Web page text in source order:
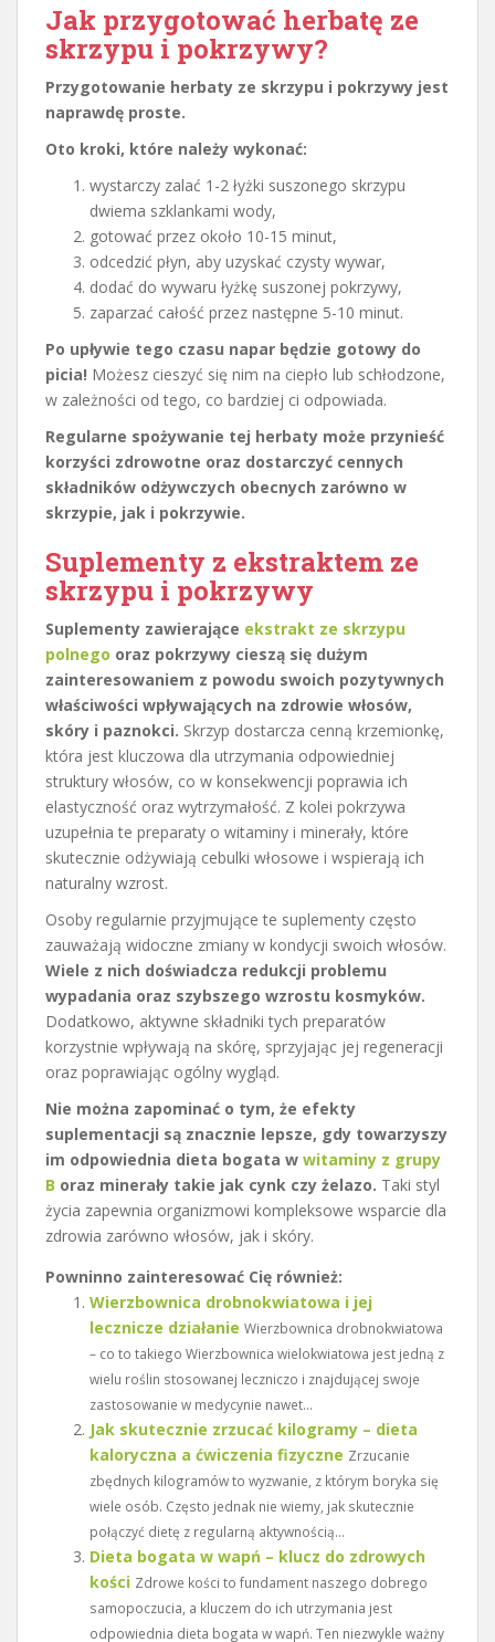
Jak przygotować herbatę ze
skrzypu i pokrzywy?
Przygotowanie herbaty ze skrzypu i pokrzywy jest
naprawdę proste.
Oto kroki, które należy wykonać:
wystarczy zalać 1-2 łyżki suszonego skrzypu
dwiema szklankami wody,
gotować przez około 10-15 minut,
odcedzić płyn, aby uzyskać czysty wywar,
dodać do wywaru łyżkę suszonej pokrzywy,
zaparzać całość przez następne 5-10 minut.
Po upływie tego czasu napar będzie gotowy do
picia! Możesz cieszyć się nim na ciepło lub schłodzone,
w zależności od tego, co bardziej ci odpowiada.
Regularne spożywanie tej herbaty może przynieść
korzyści zdrowotne oraz dostarczyć cennych
składników odżywczych obecnych zarówno w
skrzypie, jak i pokrzywie.
Suplementy z ekstraktem ze
skrzypu i pokrzywy
Suplementy zawierające ekstrakt ze skrzypu
polnego oraz pokrzywy cieszą się dużym
zainteresowaniem z powodu swoich pozytywnych
właściwości wpływających na zdrowie włosów,
skóry i paznokci. Skrzyp dostarcza cenną krzemionkę,
która jest kluczowa dla utrzymania odpowiedniej
struktury włosów, co w konsekwencji poprawia ich
elastyczność oraz wytrzymałość. Z kolei pokrzywa
uzupełnia te preparaty o witaminy i minerały, które
skutecznie odżywiają cebulki włosowe i wspierają ich
naturalny wzrost.
Osoby regularnie przyjmujące te suplementy często
zauważają widoczne zmiany w kondycji swoich włosów.
Wiele z nich doświadcza redukcji problemu
wypadania oraz szybszego wzrostu kosmyków.
Dodatkowo, aktywne składniki tych preparatów
korzystnie wpływają na skórę, sprzyjając jej regeneracji
oraz poprawiając ogólny wygląd.
Nie można zapominać o tym, że efekty
suplementacji są znacznie lepsze, gdy towarzyszy
im odpowiednia dieta bogata w witaminy z grupy
B oraz minerały takie jak cynk czy żelazo. Taki styl
życia zapewnia organizmowi kompleksowe wsparcie dla
zdrowia zarówno włosów, jak i skóry.
Powninno zainteresować Cię również:
Wierzbownica drobnokwiatowa i jej
lecznicze działanie Wierzbownica drobnokwiatowa
– co to takiego Wierzbownica wielokwiatowa jest jedną z
wielu roślin stosowanej leczniczo i znajdującej swoje
zastosowanie w medycynie nawet...
Jak skutecznie zrzucać kilogramy – dieta
kaloryczna a ćwiczenia fizyczne Zrzucanie
zbędnych kilogramów to wyzwanie, z którym boryka się
wiele osób. Często jednak nie wiemy, jak skutecznie
połączyć dietę z regularną aktywnością...
Dieta bogata w wapń – klucz do zdrowych
kości Zdrowe kości to fundament naszego dobrego
samopoczucia, a kluczem do ich utrzymania jest
odpowiednia dieta bogata w wapń. Ten niezwykle ważny